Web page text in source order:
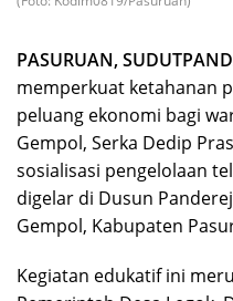
PASURUAN,
memperkuat ketahanan
peluang ekonomi bagi
Gempol, Serka Dedip
sosialisasi pengelolaan
digelar di Dusun
Gempol, Kabupaten
Kegiatan edukatif ini